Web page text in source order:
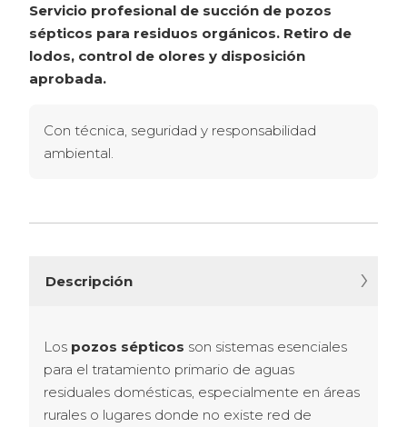
Servicio profesional de succión de pozos
sépticos para residuos orgánicos. Retiro de
lodos, control de olores y disposición
aprobada.
Con técnica, seguridad y responsabilidad
ambiental.
Descripción
Los pozos sépticos son sistemas esenciales
para el tratamiento primario de aguas
residuales domésticas, especialmente en áreas
rurales o lugares donde no existe red de